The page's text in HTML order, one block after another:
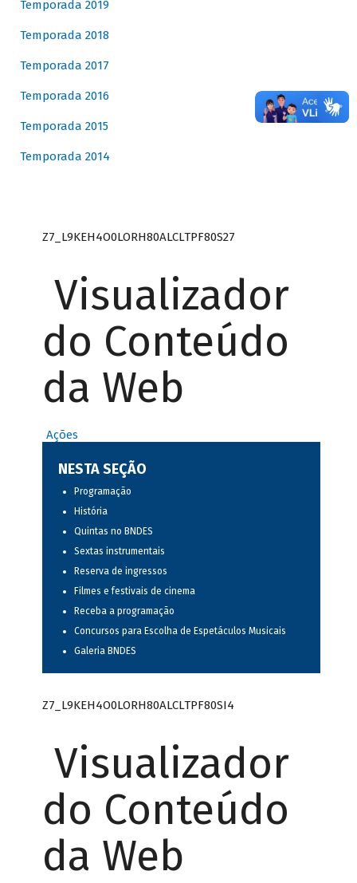
Temporada 2019
Temporada 2018
Temporada 2017
Temporada 2016
Temporada 2015
Temporada 2014
Z7_L9KEH4O0LORH80ALCLTPF80S27
Visualizador
do Conteúdo
da Web
Ações
NESTA SEÇÃO
Programação
História
Quintas no BNDES
Sextas instrumentais
Reserva de ingressos
Filmes e festivais de cinema
Receba a programação
Concursos para Escolha de Espetáculos Musicais
Galeria BNDES
Z7_L9KEH4O0LORH80ALCLTPF80SI4
Visualizador
do Conteúdo
da Web